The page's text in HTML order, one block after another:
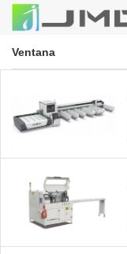
Ventana